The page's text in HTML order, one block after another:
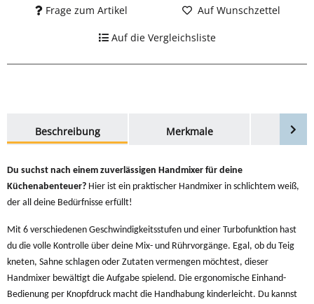
Frage zum Artikel Auf Wunschzettel
Auf die Vergleichsliste
Beschreibung
Merkmale
Du suchst nach einem zuverlässigen Handmixer für deine
Küchenabenteuer? Hier ist ein praktischer Handmixer in schlichtem weiß,
der all deine Bedürfnisse erfüllt!
Mit 6 verschiedenen Geschwindigkeitsstufen und einer Turbofunktion hast
du die volle Kontrolle über deine Mix- und Rührvorgänge. Egal, ob du Teig
kneten, Sahne schlagen oder Zutaten vermengen möchtest, dieser
Handmixer bewältigt die Aufgabe spielend. Die ergonomische Einhand-
Bedienung per Knopfdruck macht die Handhabung kinderleicht. Du kannst